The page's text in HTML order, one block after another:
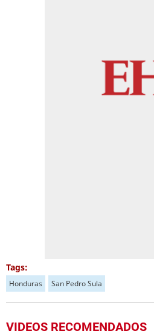
Tags:
Honduras San Pedro Sula
VIDEOS RECOMENDADOS